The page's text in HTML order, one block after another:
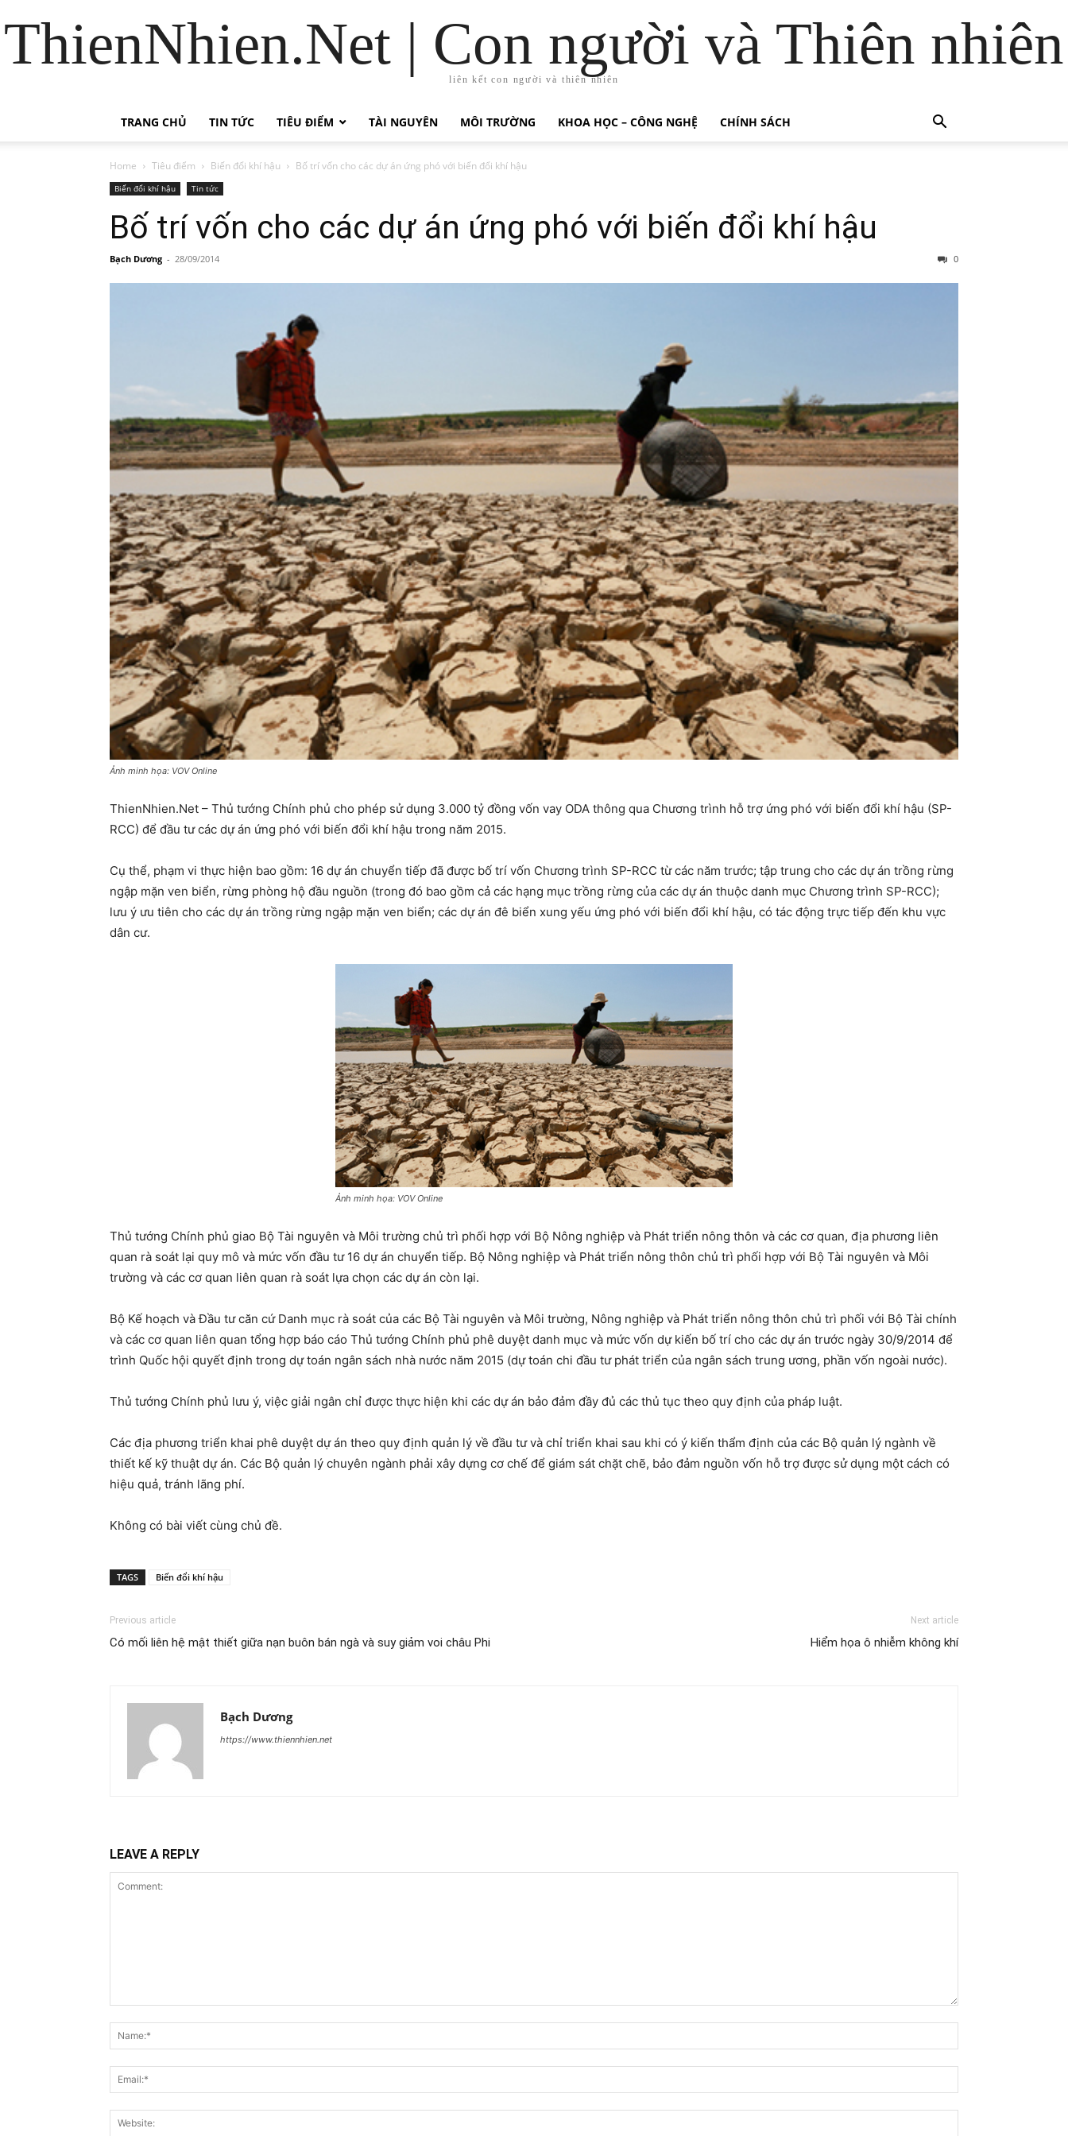
ThienNhien.Net | Con người và Thiên nhiên
liên kết con người và thiên nhiên
TRANG CHỦ TIN TỨC TIÊU ĐIỂM TÀI NGUYÊN MÔI TRƯỜNG KHOA HỌC – CÔNG NGHỆ CHÍNH SÁCH
Home Tiêu điểm Biến đổi khí hậu Bố trí vốn cho các dự án ứng phó với biến đổi khí hậu
Biến đổi khí hậu Tin tức
Bố trí vốn cho các dự án ứng phó với biến đổi khí hậu
Bạch Dương - 28/09/2014 0
Ảnh minh họa: VOV Online
ThienNhien.Net – Thủ tướng Chính phủ cho phép sử dụng 3.000 tỷ đồng vốn vay ODA thông qua Chương trình hỗ trợ ứng phó với biến đổi khí hậu (SP-
RCC) để đầu tư các dự án ứng phó với biến đổi khí hậu trong năm 2015.
Cụ thể, phạm vi thực hiện bao gồm: 16 dự án chuyển tiếp đã được bố trí vốn Chương trình SP-RCC từ các năm trước; tập trung cho các dự án trồng rừng
ngập mặn ven biển, rừng phòng hộ đầu nguồn (trong đó bao gồm cả các hạng mục trồng rừng của các dự án thuộc danh mục Chương trình SP-RCC);
lưu ý ưu tiên cho các dự án trồng rừng ngập mặn ven biển; các dự án đê biển xung yếu ứng phó với biến đổi khí hậu, có tác động trực tiếp đến khu vực
dân cư.
Ảnh minh họa: VOV Online
Thủ tướng Chính phủ giao Bộ Tài nguyên và Môi trường chủ trì phối hợp với Bộ Nông nghiệp và Phát triển nông thôn và các cơ quan, địa phương liên
quan rà soát lại quy mô và mức vốn đầu tư 16 dự án chuyển tiếp. Bộ Nông nghiệp và Phát triển nông thôn chủ trì phối hợp với Bộ Tài nguyên và Môi
trường và các cơ quan liên quan rà soát lựa chọn các dự án còn lại.
Bộ Kế hoạch và Đầu tư căn cứ Danh mục rà soát của các Bộ Tài nguyên và Môi trường, Nông nghiệp và Phát triển nông thôn chủ trì phối với Bộ Tài chính
và các cơ quan liên quan tổng hợp báo cáo Thủ tướng Chính phủ phê duyệt danh mục và mức vốn dự kiến bố trí cho các dự án trước ngày 30/9/2014 để
trình Quốc hội quyết định trong dự toán ngân sách nhà nước năm 2015 (dự toán chi đầu tư phát triển của ngân sách trung ương, phần vốn ngoài nước).
Thủ tướng Chính phủ lưu ý, việc giải ngân chỉ được thực hiện khi các dự án bảo đảm đầy đủ các thủ tục theo quy định của pháp luật.
Các địa phương triển khai phê duyệt dự án theo quy định quản lý về đầu tư và chỉ triển khai sau khi có ý kiến thẩm định của các Bộ quản lý ngành về
thiết kế kỹ thuật dự án. Các Bộ quản lý chuyên ngành phải xây dựng cơ chế để giám sát chặt chẽ, bảo đảm nguồn vốn hỗ trợ được sử dụng một cách có
hiệu quả, tránh lãng phí.
Không có bài viết cùng chủ đề.
TAGS Biến đổi khí hậu
Previous article
Có mối liên hệ mật thiết giữa nạn buôn bán ngà và suy giảm voi châu Phi
Next article
Hiểm họa ô nhiễm không khí
Bạch Dương
https://www.thiennhien.net
LEAVE A REPLY